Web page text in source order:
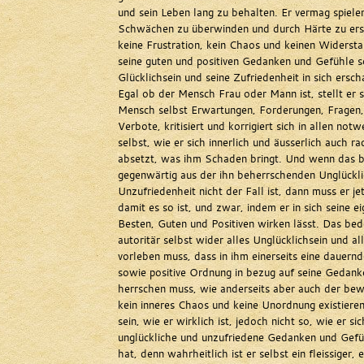
und sein Leben lang zu behalten. Er vermag
Schwächen zu überwinden und durch Härte zu
keine Frustration, kein Chaos und keinen
seine guten und positiven Gedanken und Gefühle
Glücklichsein und seine Zufriedenheit in sich
Egal ob der Mensch Frau oder Mann ist, stellt er
Mensch selbst Erwartungen, Forderungen,
Verbote, kritisiert und korrigiert sich in allen
selbst, wie er sich innerlich und äusserlich auch
absetzt, was ihm Schaden bringt. Und wenn das
gegenwärtig aus der ihn beherrschenden
Unzufriedenheit nicht der Fall ist, dann muss er
damit es so ist, und zwar, indem er in sich seine
Besten, Guten und Positiven wirken lässt. Das
autoritär selbst wider alles Unglücklichsein und
vorleben muss, dass in ihm einerseits eine
sowie positive Ordnung in bezug auf seine
herrschen muss, wie anderseits aber auch der
kein inneres Chaos und keine Unordnung
sein, wie er wirklich ist, jedoch nicht so, wie er
unglückliche und unzufriedene Gedanken und
hat, denn wahrheitlich ist er selbst ein fleissiger,